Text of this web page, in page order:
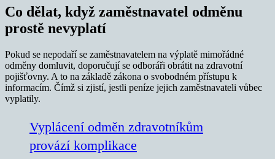
Co dělat, když zaměstnavatel odměnu
prostě nevyplatí
Pokud se nepodaří se zaměstnavatelem na výplatě mimořádné
odměny domluvit, doporučují se odboráři obrátit na zdravotní
pojišťovny. A to na základě zákona o svobodném přístupu k
informacím. Čímž si zjistí, jestli peníze jejich zaměstnavateli vůbec
vyplatily.
Vyplácení odměn zdravotníkům
provází komplikace